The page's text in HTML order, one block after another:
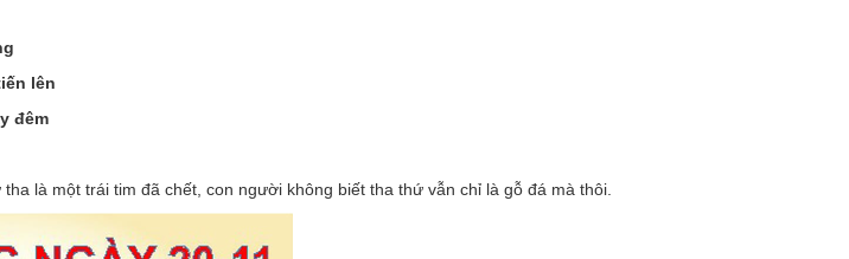
lên
đêm
là một trái tim đã chết, con người không biết tha thứ vẫn chỉ là gỗ đá mà thôi.